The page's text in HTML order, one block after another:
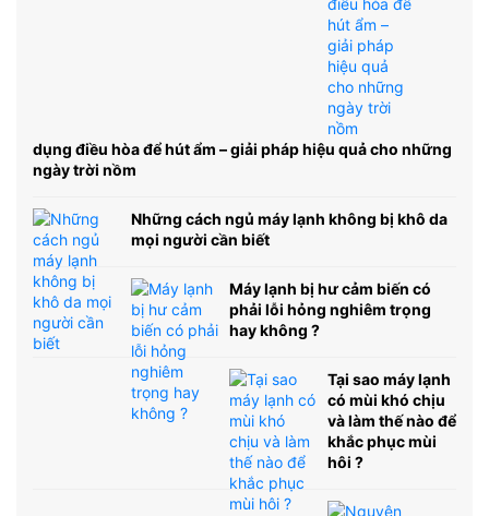
dụng điều hòa để hút ẩm – giải pháp hiệu quả cho những
ngày trời nồm
Những cách ngủ máy lạnh không bị khô da
mọi người cần biết
Máy lạnh bị hư cảm biến có
phải lỗi hỏng nghiêm trọng
hay không ?
Tại sao máy lạnh
có mùi khó chịu
và làm thế nào để
khắc phục mùi
hôi ?